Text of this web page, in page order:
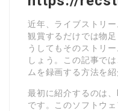
近年、ライブストリ
観賞するだけでは物
うしてもそのストリ
しょう。この記事で
ムを録画する方法を紹
最初に紹介するのは
です。このソフトウ